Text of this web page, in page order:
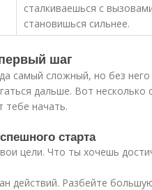
сталкиваешься с
становишься сильнее.
шаг
самый сложный, но без него
дальше. Вот несколько
тебе начать.
старта
цели. Что ты хочешь
действий. Разбейте